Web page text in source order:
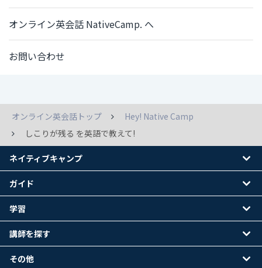
オンライン英会話 NativeCamp. へ
お問い合わせ
オンライン英会話トップ
Hey! Native Camp
しこりが残る を英語で教えて!
ネイティブキャンプ
ガイド
学習
講師を探す
その他